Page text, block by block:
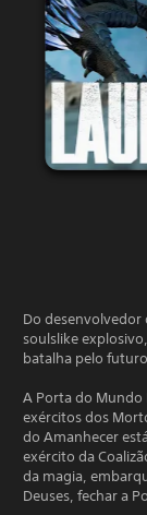
Do desenvolvedor
soulslike
batalha pelo
A Porta do Mundo
exércitos dos
do Amanhecer
exército da
da magia,
Deuses, fechar a